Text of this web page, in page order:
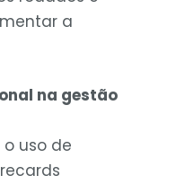
a
na gestão
uso de